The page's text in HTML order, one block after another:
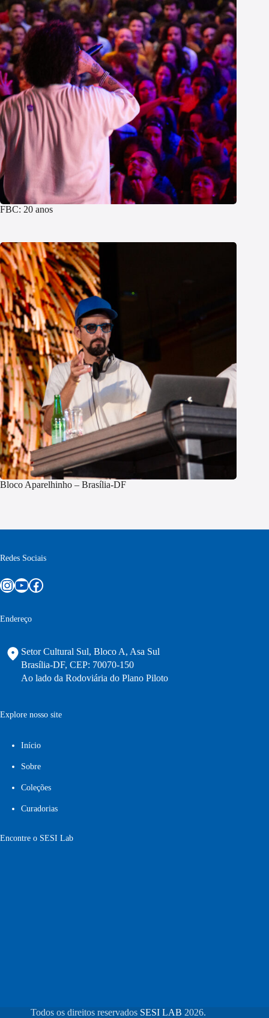
FBC: 20 anos
Bloco Aparelhinho – Brasília-DF
Redes Sociais
Instagram
Youtube
Facebook
Endereço
Setor Cultural Sul, Bloco A, Asa Sul
Brasília-DF, CEP: 70070-150
Ao lado da Rodoviária do Plano Piloto
Explore nosso site
Início
Sobre
Coleções
Curadorias
Encontre o SESI Lab
Todos os direitos reservados SESI LAB 2026.